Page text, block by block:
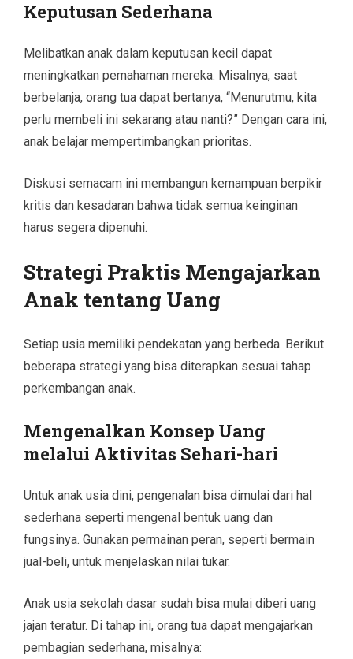
Keputusan Sederhana
Melibatkan anak dalam keputusan kecil dapat
meningkatkan pemahaman mereka. Misalnya, saat
berbelanja, orang tua dapat bertanya, “Menurutmu, kita
perlu membeli ini sekarang atau nanti?” Dengan cara ini,
anak belajar mempertimbangkan prioritas.
Diskusi semacam ini membangun kemampuan berpikir
kritis dan kesadaran bahwa tidak semua keinginan
harus segera dipenuhi.
Strategi Praktis Mengajarkan
Anak tentang Uang
Setiap usia memiliki pendekatan yang berbeda. Berikut
beberapa strategi yang bisa diterapkan sesuai tahap
perkembangan anak.
Mengenalkan Konsep Uang
melalui Aktivitas Sehari-hari
Untuk anak usia dini, pengenalan bisa dimulai dari hal
sederhana seperti mengenal bentuk uang dan
fungsinya. Gunakan permainan peran, seperti bermain
jual-beli, untuk menjelaskan nilai tukar.
Anak usia sekolah dasar sudah bisa mulai diberi uang
jajan teratur. Di tahap ini, orang tua dapat mengajarkan
pembagian sederhana, misalnya: